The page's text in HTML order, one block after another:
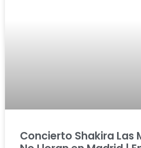
Concierto Shakira Las